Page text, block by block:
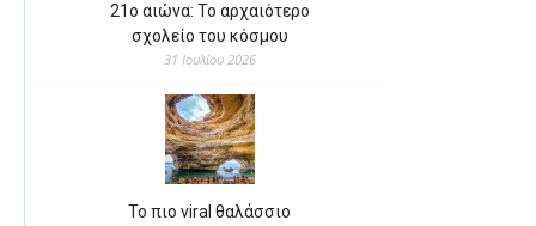
21ο αιώνα: Το αρχαιότερο
σχολείο του κόσμου
31 Ιουλίου 2026
Το πιο viral θαλάσσιο